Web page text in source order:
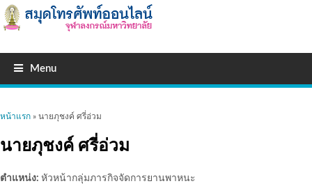
Menu
คุณอยู่ที่นี่
หน้าแรก » นายภุชงค์ ศรี่อ่วม
นายภุชงค์ ศรี่อ่วม
ตำแหน่ง: หัวหน้ากลุ่มภารกิจจัดการยานพาหนะ